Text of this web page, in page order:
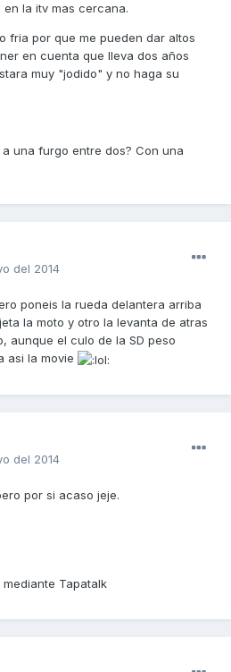
la itv mas cercana.
fria por que me pueden dar altos
en cuenta que lleva dos años
muy "jodido" y no haga su
una furgo entre dos? Con una
del 2014
poneis la rueda delantera arriba
la moto y otro la levanta de atras
aunque el culo de la SD peso
asi la movie
del 2014
por si acaso jeje.
Tapatalk